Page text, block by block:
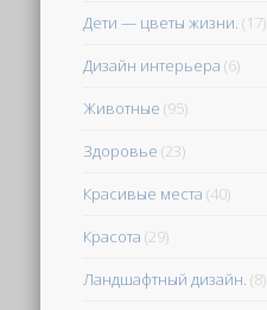
Дети — цветы жизни. (17)
Дизайн интерьера (6)
Животные (95)
Здоровье (23)
Красивые места (40)
Красота (29)
Ландшафтный дизайн. (8)